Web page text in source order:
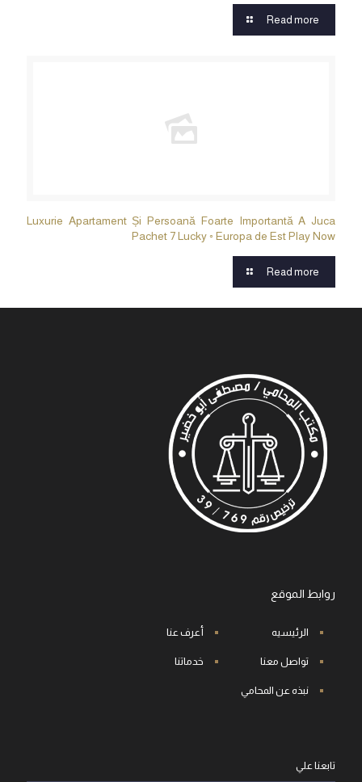
Read more
Luxurie Apartament Și Persoană Foarte Importantă A Juca
Pachet 7 Lucky ◦ Europa de Est Play Now
Read more
روابط الموقع
الرئيسيه أعرف عنا
تواصل معنا خدماتنا
نبذه عن المحامي
تابعنا علي